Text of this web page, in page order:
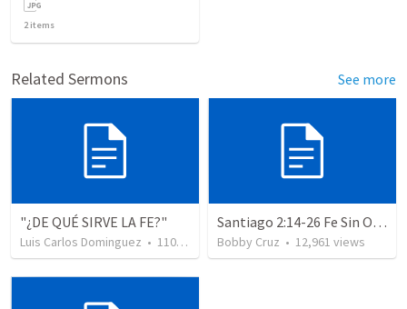
2items
Related Sermons See more
"¿DE QUÉ SIRVE LA FE?"
Luis Carlos Dominguez • 110 views
Santiago 2:14-26 Fe Sin Obras Esta Muerta
Bobby Cruz • 12,961 views